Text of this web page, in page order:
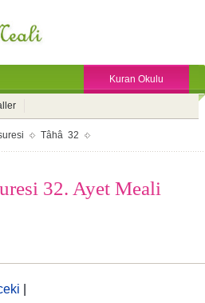
Kuran Okulu
Tâhâ 32
32. Ayet Meali